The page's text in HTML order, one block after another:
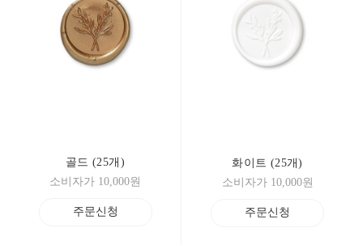
골드 (25개)
소비자가 10,000원
주문신청
화이트 (25개)
소비자가 10,000원
주문신청